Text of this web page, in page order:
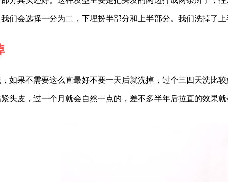
们会选择一分为二，下埋扮半部分和上半部分。我们洗掉了
如果不需要这么直最好不要一天后就洗掉，过个三四天洗比
头皮，过一个月就会自然一点的，差不多半年后拉直的效